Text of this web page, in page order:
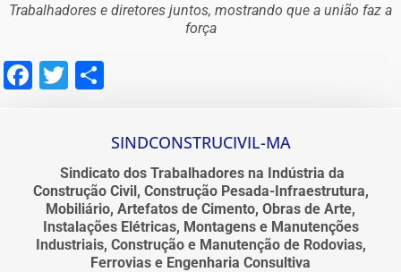
Trabalhadores e diretores juntos, mostrando que a união faz a
força
Facebook
Twitter
SINDCONSTRUCIVIL-MA
Sindicato dos Trabalhadores na Indústria da
Construção Civil, Construção Pesada-Infraestrutura,
Mobiliário, Artefatos de Cimento, Obras de Arte,
Instalações Elétricas, Montagens e Manutenções
Industriais, Construção e Manutenção de Rodovias,
Ferrovias e Engenharia Consultiva